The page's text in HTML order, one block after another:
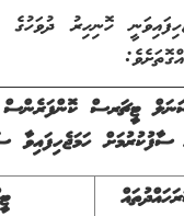
ޓީޗަރސް
ސާފުކުރުމަށް ހަމަޖެހިފައިވާ